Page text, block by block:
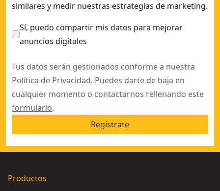
similares y medir nuestras estrategias de marketing.
Sí, puedo compartir mis datos para mejorar
anuncios digitales
Tus datos serán gestionados conforme a nuestra
Política de Privacidad. Puedes darte de baja en
cualquier momento o contactarnos rellenando este
formulario.
Regístrate
Productos